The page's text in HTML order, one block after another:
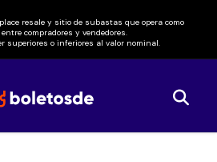
resale y sitio de subastas que opera como
compradores y vendedores.
superiores o inferiores al valor nominal.